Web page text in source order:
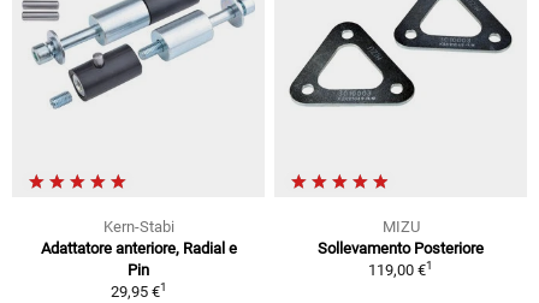
Kern-Stabi
Adattatore anteriore, Radial e
Pin
29,95 €1
MIZU
Sollevamento Posteriore
119,00 €1